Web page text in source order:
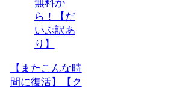
【またこんな時
間に復活】【ク